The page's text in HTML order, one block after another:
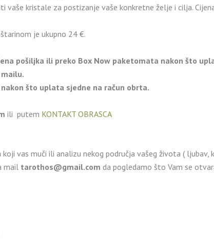
kristale za postizanje vaše konkretne želje i cilja.
je ukupno 24 €.
pošiljka ili preko Box Now paketomata nakon što
što uplata sjedne na račun obrta.
ili putem KONTAKT OBRASCA
vas muči ili analizu nekog područja vašeg života ( ljubav,
mail tarothos@gmail.com da pogledamo što Vam se